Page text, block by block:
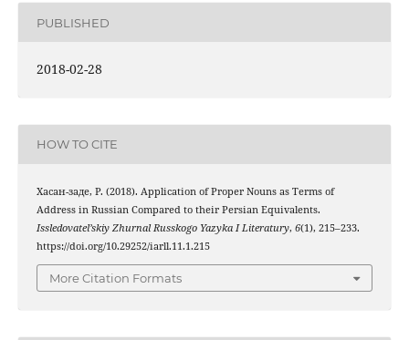
PUBLISHED
2018-02-28
HOW TO CITE
Хасан-заде, Р. (2018). Application of Proper Nouns as Terms of
Address in Russian Compared to their Persian Equivalents.
Issledovatel’skiy Zhurnal Russkogo Yazyka I Literatury, 6(1), 215–233.
https://doi.org/10.29252/iarll.11.1.215
More Citation Formats